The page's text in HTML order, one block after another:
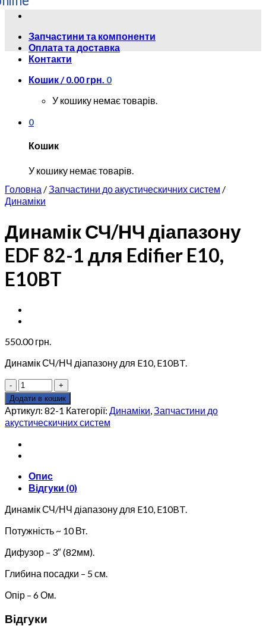
Skip
contentЗапчастини та компоненти
Оплата та доставка
Контакти
Кошик /0.00 грн. 0
У кошику немає товарів.
0
Кошик
У кошику немає товарів.
Головна /Запчастини до акустическичних систем /
Динаміки
Динамік СЧ/НЧ діапазону
EDF 82-1 для Edifier E10,
E10BT
550.00грн.
Динамік СЧ/НЧ діапазону для E10, E10BT.
Динамік
СЧ/
НЧ
діапазону
EDF
82-
1
Edifier
E10,
кількість
Додати в кошик
Артикул: 82-1 Категорії: Динаміки,Запчастини до
акустическичних систем
Опис
Відгуки (0)
Динамік СЧ/НЧ діапазону для E10, E10BT.
Потужність ~ 10 Вт.
Дифузор – 3″ (82мм).
Глибина посадки – 5 см.
Опір – 6 Ом.
Відгуки